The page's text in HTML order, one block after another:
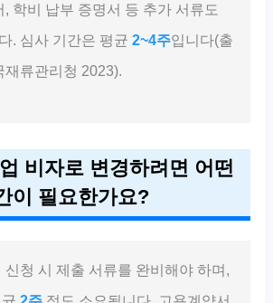
, 학비 납부 증명서 등 추가 서류도
. 심사 기간은 평균2~4주입니다(출
재류관리청 2023).
비자로 변경하려면 어떤
이 필요한가요?
신청 시 제출 서류를 완비해야 하며,